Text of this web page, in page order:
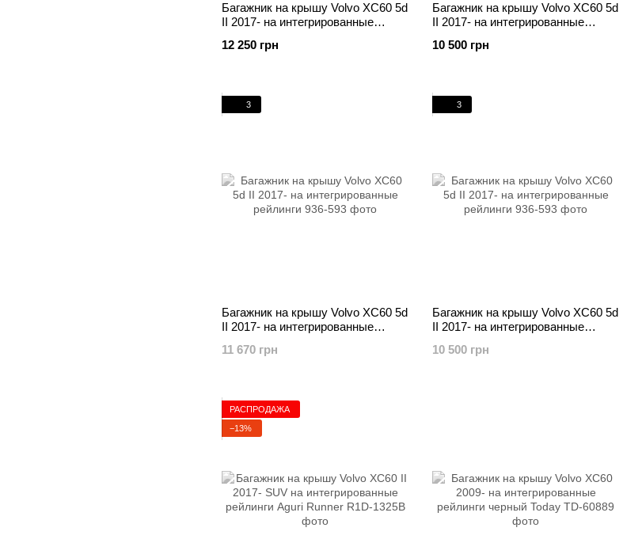
Багажник на крышу Volvo XC60 5d
II 2017- на интегрированные
12 250 грн
Багажник на крышу Volvo XC60 5d
II 2017- на интегрированные
10 500 грн
3
Багажник на крышу Volvo XC60 5d
II 2017- на интегрированные
11 670 грн
3
Багажник на крышу Volvo XC60 5d
II 2017- на интегрированные
10 500 грн
РАСПРОДАЖА
−13%